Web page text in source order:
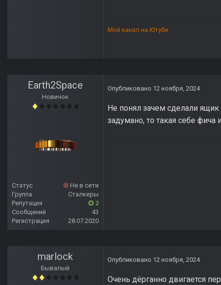
Мой канал на Ютубе
Earth2Space
Новичок
Статус
Не в сети
Группа
Сталкеры
Репутация
2
Сообщений
43
Регистрация
28.07.2020
Опубликовано 12 ноября, 2024
Не понял зачем сделали ящик
задумано, то такая себе
marlock
Бывалый
Опубликовано 12 ноября, 2024
Очень дёрганно двигается